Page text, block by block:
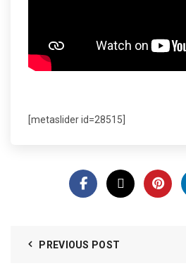
[metaslider id=28515]
PREVIOUS POST